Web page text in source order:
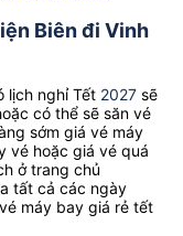
Biên đi Vinh
lịch nghỉ Tết 2027 sẽ
có thể sẽ săn vé
sớm giá vé máy
vé hoặc giá vé quá
ở trang chủ
tất cả các ngày
máy bay giá rẻ tết